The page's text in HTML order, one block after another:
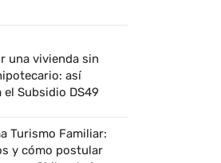
una vivienda sin
así
Subsidio DS49
Turismo Familiar:
y cómo postular